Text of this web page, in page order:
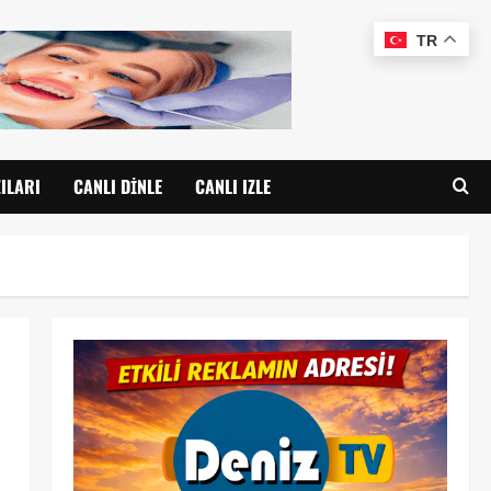
CANLI DINLE CANLI IZLE
TR